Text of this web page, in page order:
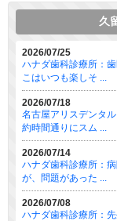
久
2026/07/25
ハナダ歯科診療所：
こはいつも楽しそ ...
2026/07/18
名古屋アリスデンタ
約時間通りにスム ...
2026/07/14
ハナダ歯科診療所：
が、問題があった ...
2026/07/08
ハナダ歯科診療所：